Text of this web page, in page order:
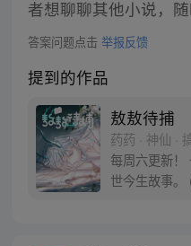
者想聊聊其他小说，随
答案问题点击 举报反馈
提到的作品
敖敖待捕
药药 · 神仙 ·
每周六更新！
世今生故事。